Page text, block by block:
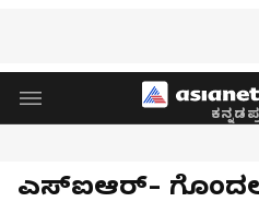
ಎಸ್‌ಐಆರ್‌-